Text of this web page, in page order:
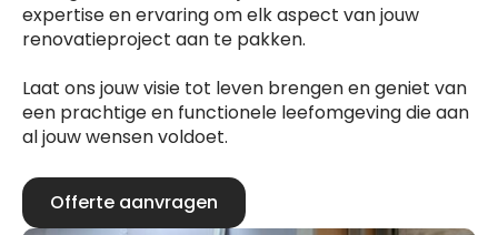
expertise en ervaring om elk aspect van jouw
renovatieproject aan te pakken.
Laat ons jouw visie tot leven brengen en geniet van
een prachtige en functionele leefomgeving die aan
al jouw wensen voldoet.
Offerte aanvragen